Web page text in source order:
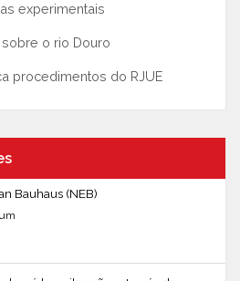
experimentais
o rio Douro
procedimentos do RJUE
Bauhaus (NEB)